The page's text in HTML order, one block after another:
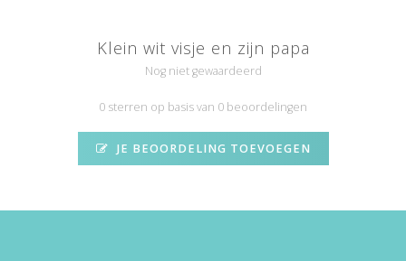
Klein wit visje en zijn papa
Nog niet gewaardeerd
0 sterren op basis van 0 beoordelingen
JE BEOORDELING TOEVOEGEN